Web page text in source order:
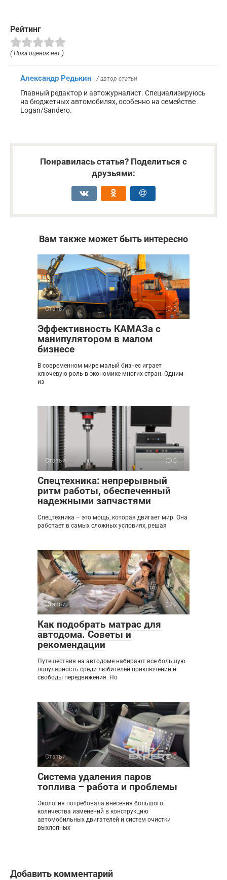
Рейтинг
( Пока оценок нет )
Александр Редькин / автор статьи
Главный редактор и автожурналист. Специализируюсь
на бюджетных автомобилях, особенно на семействе
Logan/Sandero.
Понравилась статья? Поделиться с
друзьями:
Вам также может быть интересно
Статьи 0
Эффективность КАМАЗа с
манипулятором в малом
бизнесе
В современном мире малый бизнес играет
ключевую роль в экономике многих стран. Одним
из
Статьи 0
Спецтехника: непрерывный
ритм работы, обеспеченный
надежными запчастями
Спецтехника – это мощь, которая двигает мир. Она
работает в самых сложных условиях, решая
Статьи 0
Как подобрать матрас для
автодома. Советы и
рекомендации
Путешествия на автодоме набирают все большую
популярность среди любителей приключений и
свободы передвижения. Но
Статьи 0
Система удаления паров
топлива – работа и проблемы
Экология потребовала внесения большого
количества изменений в конструкцию
автомобильных двигателей и систем очистки
выхлопных
Добавить комментарий